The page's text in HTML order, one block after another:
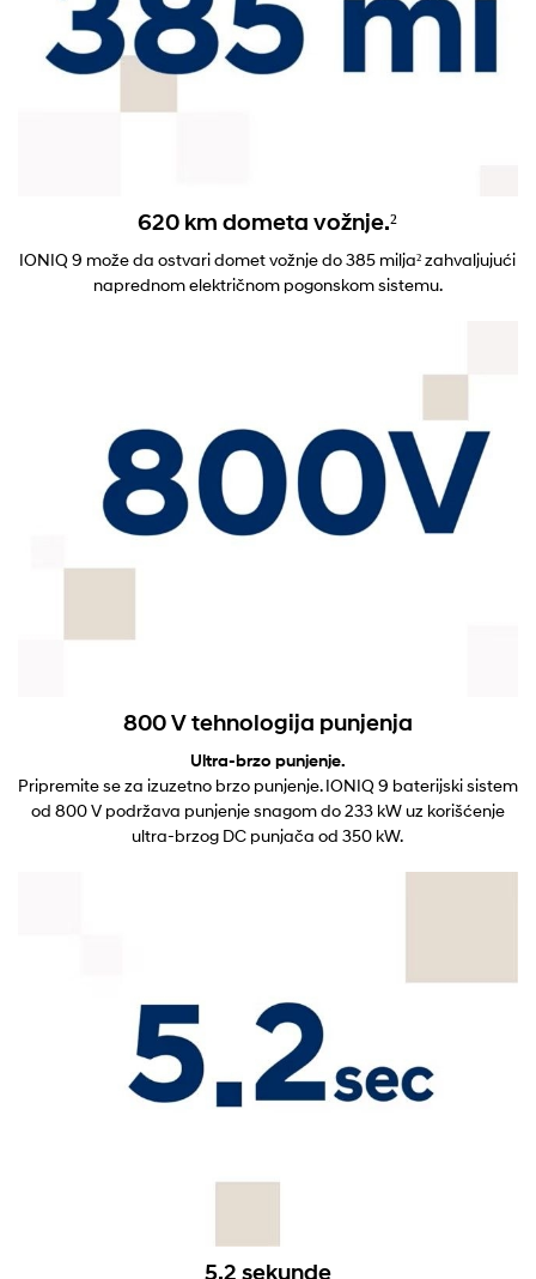
620 km dometa vožnje.²
IONIQ 9 može da ostvari domet vožnje do 385 milja² zahvaljujući
naprednom električnom pogonskom sistemu.
800 V tehnologija punjenja
Ultra-brzo punjenje.
Pripremite se za izuzetno brzo punjenje. IONIQ 9 baterijski sistem
od 800 V podržava punjenje snagom do 233 kW uz korišćenje
ultra-brzog DC punjača od 350 kW.
5,2 sekunde